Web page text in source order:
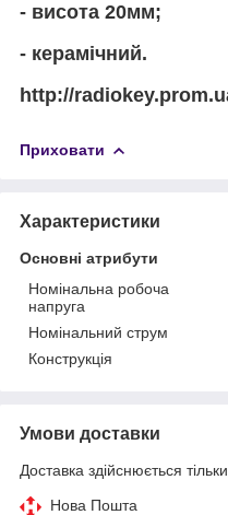
- висота 20мм;
- керамічний.
http://
Приховати
Характеристики
Основні атрибути
Номінальна робоча
напруга
Номінальний струм
Конструкція
Умови доставки
Доставка здійснюється
Нова Пошта